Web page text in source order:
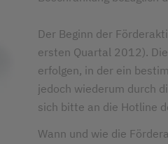
Der Beginn der
ersten Quartal 2012).
erfolgen, in der ein
jedoch wiederum durch
sich bitte an die Hotline
Wann und wie die